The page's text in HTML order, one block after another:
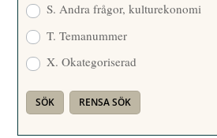
S. Andra frågor, kulturekonomi
T. Temanummer
X. Okategoriserad